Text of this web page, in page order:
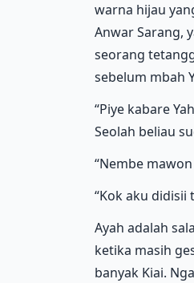
warna hijau
Anwar Sarang,
seorang
sebelum mbah
“Piye kabare
Seolah beliau
“Nembe
“Kok aku didisii
Ayah adalah
ketika masih
banyak Kiai.